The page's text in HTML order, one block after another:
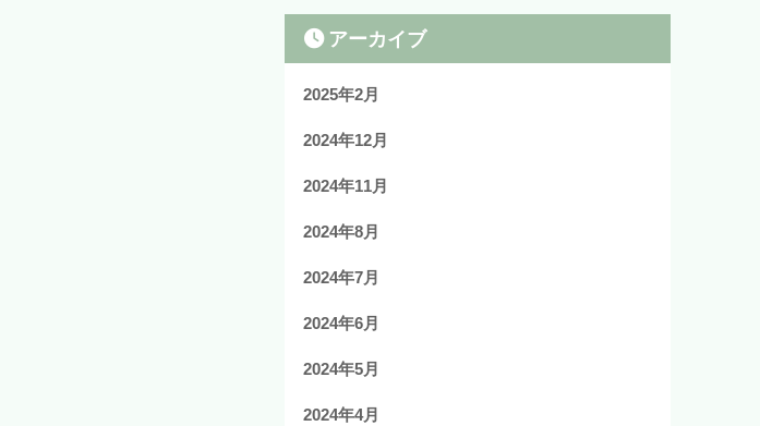
アーカイブ
2025年2月
2024年12月
2024年11月
2024年8月
2024年7月
2024年6月
2024年5月
2024年4月